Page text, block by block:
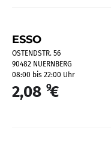
ESSO
OSTENDSTR. 56
90482 NUERNBERG
08:00 bis 22:00 Uhr
2,08 9€